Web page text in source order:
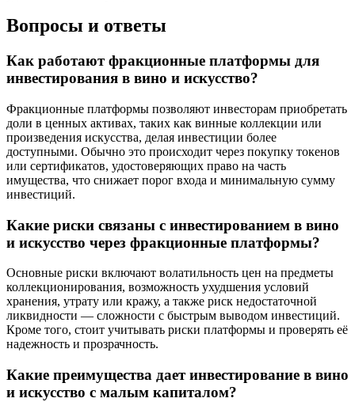
Вопросы и ответы
Как работают фракционные платформы для
инвестирования в вино и искусство?
Фракционные платформы позволяют инвесторам приобретать
доли в ценных активах, таких как винные коллекции или
произведения искусства, делая инвестиции более
доступными. Обычно это происходит через покупку токенов
или сертификатов, удостоверяющих право на часть
имущества, что снижает порог входа и минимальную сумму
инвестиций.
Какие риски связаны с инвестированием в вино
и искусство через фракционные платформы?
Основные риски включают волатильность цен на предметы
коллекционирования, возможность ухудшения условий
хранения, утрату или кражу, а также риск недостаточной
ликвидности — сложности с быстрым выводом инвестиций.
Кроме того, стоит учитывать риски платформы и проверять её
надежность и прозрачность.
Какие преимущества дает инвестирование в вино
и искусство с малым капиталом?